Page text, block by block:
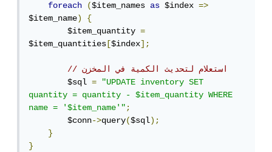
foreach
($item_names as $index =>
$item_name)
{
$item_quantity =
$item_quantities [$index];
// استعلام لتحديث الكمية في المخزن
$sql =
"UPDATE inventory SET
quantity = quantity - $item_quantity WHERE
name = '$item_name'";
$conn->query($sql);
}
}